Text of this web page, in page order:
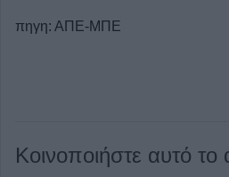
πηγη: ΑΠΕ-ΜΠΕ
Κοινοποιήστε αυτό το